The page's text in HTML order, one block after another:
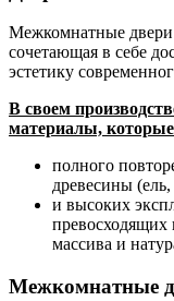
Межкомнатные
сочетающая в себе
эстетику
В своем
материалы, которые
полного
древесины
и высоких
превосходящих
массива и
Межкомнатные